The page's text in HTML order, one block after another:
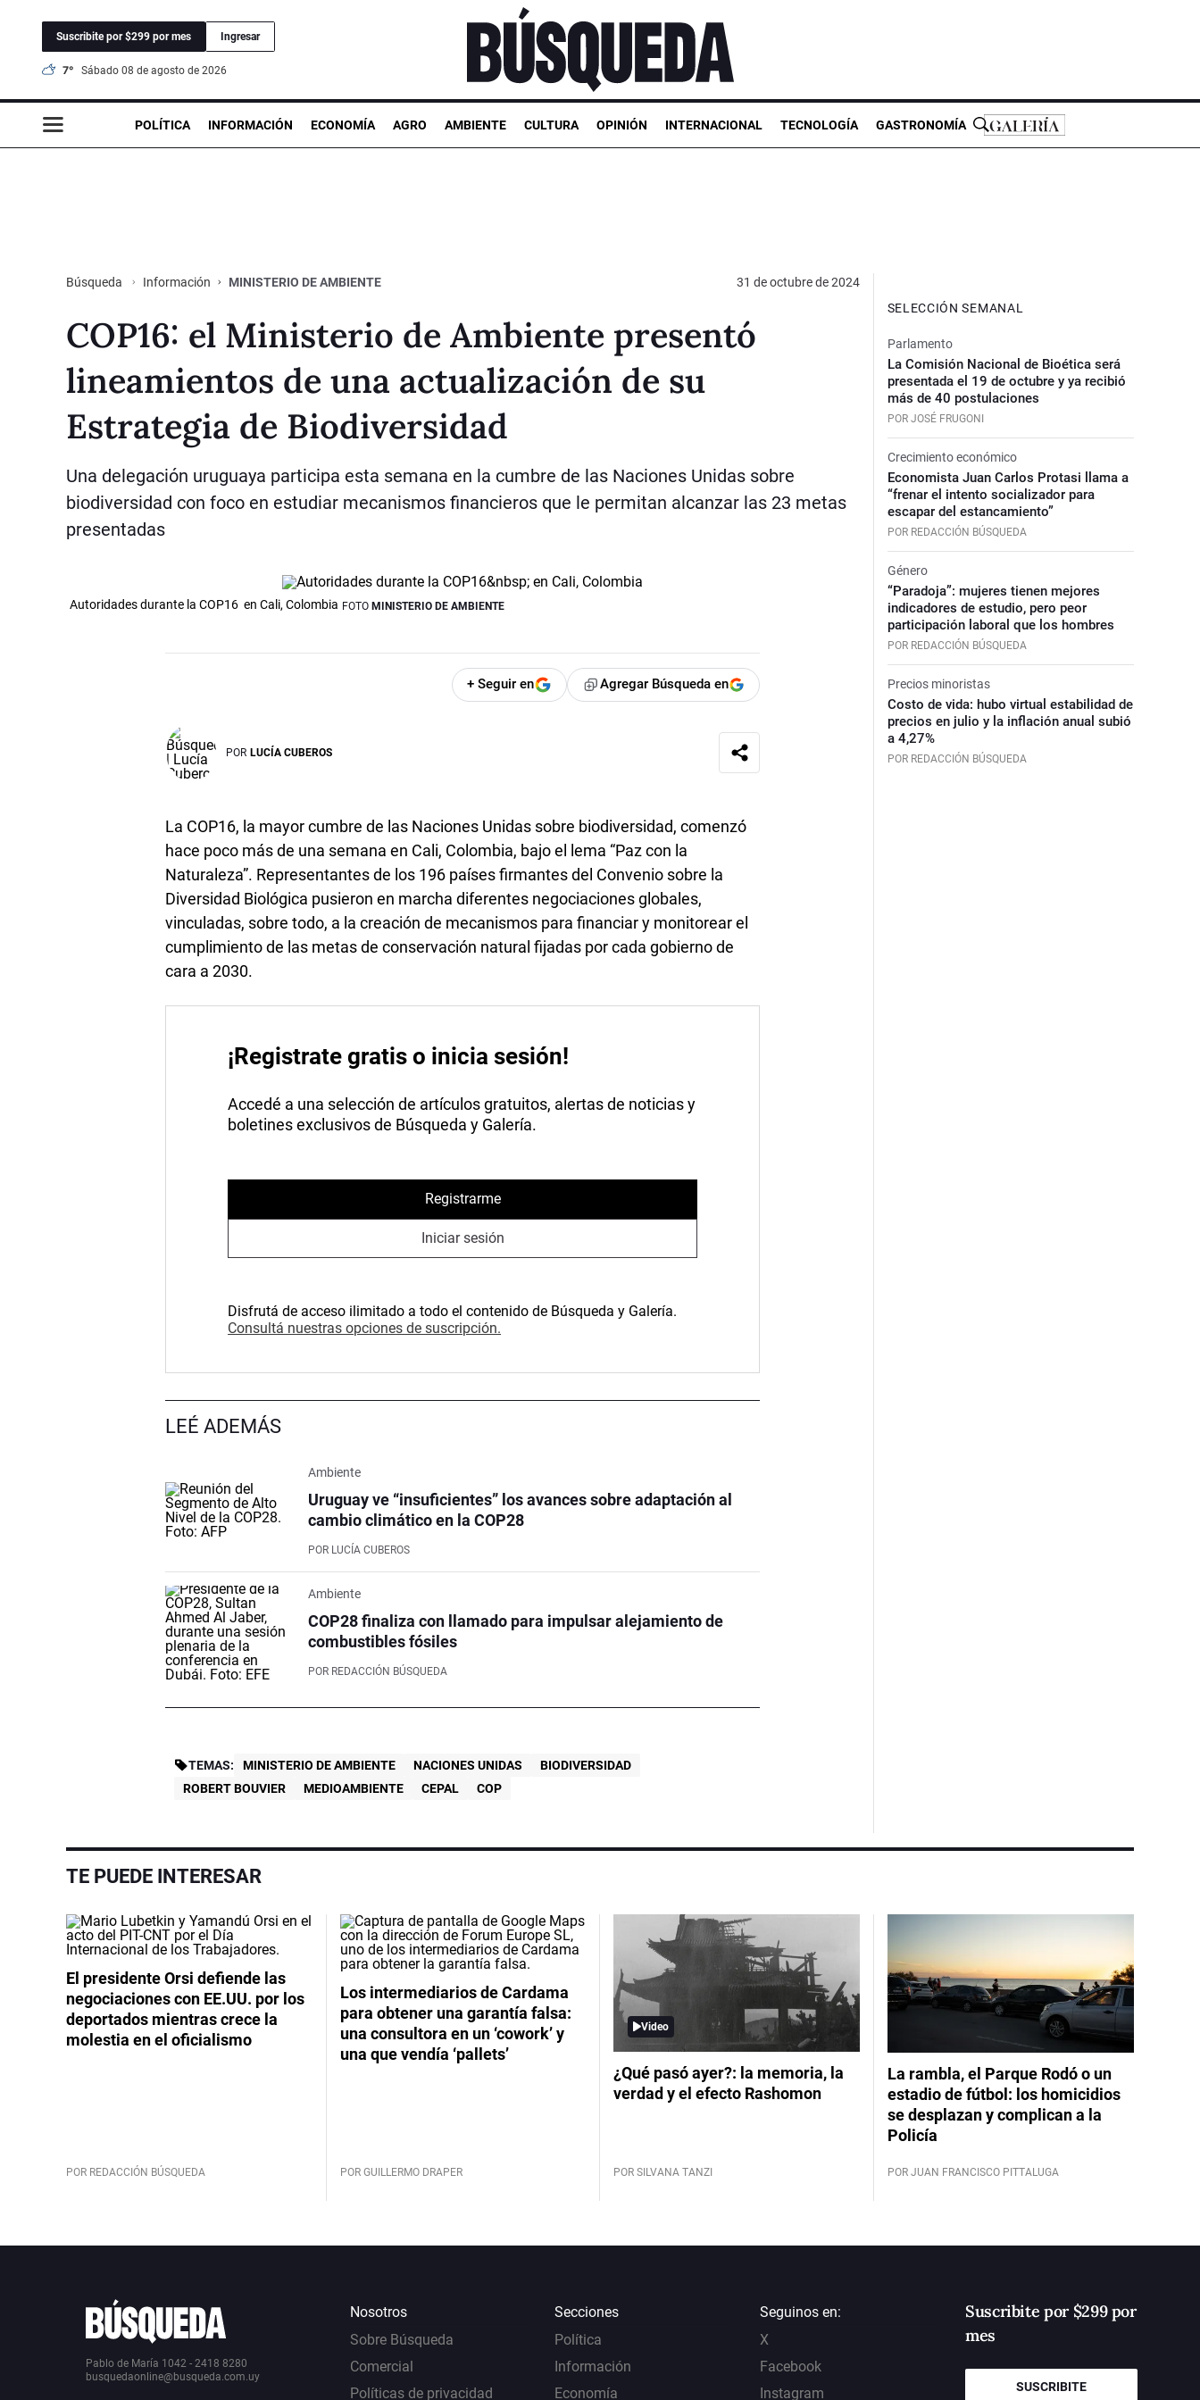
Suscribite por $299 por mes Ingresar
7° sábado 08 de agosto de 2026
POLÍTICA INFORMACIÓN ECONOMÍA AGRO AMBIENTE CULTURA OPINIÓN INTERNACIONAL TECNOLOGÍA GASTRONOMÍA
Búsqueda Información MINISTERIO DE AMBIENTE 31 de octubre de 2024
COP16: el Ministerio de Ambiente presentó
lineamientos de una actualización de su
Estrategia de Biodiversidad
Una delegación uruguaya participa esta semana en la cumbre de las Naciones Unidas sobre
biodiversidad con foco en estudiar mecanismos financieros que le permitan alcanzar las 23 metas
presentadas
Autoridades durante la COP16 en Cali, Colombia FOTO MINISTERIO DE AMBIENTE
+ Seguir en Agregar Búsqueda en
POR LUCÍA CUBEROS
La COP16, la mayor cumbre de las Naciones Unidas sobre biodiversidad, comenzó
hace poco más de una semana en Cali, Colombia, bajo el lema “Paz con la
Naturaleza”. Representantes de los 196 países firmantes del Convenio sobre la
Diversidad Biológica pusieron en marcha diferentes negociaciones globales,
vinculadas, sobre todo, a la creación de mecanismos para financiar y monitorear el
cumplimiento de las metas de conservación natural fijadas por cada gobierno de
cara a 2030.
¡Registrate gratis o inicia sesión!
Accedé a una selección de artículos gratuitos, alertas de noticias y
boletines exclusivos de Búsqueda y Galería.
Registrarme
Iniciar sesión
Disfrutá de acceso ilimitado a todo el contenido de Búsqueda y Galería.
Consultá nuestras opciones de suscripción.
LEÉ ADEMÁS
Ambiente
Uruguay ve “insuficientes” los avances sobre adaptación al
cambio climático en la COP28
POR LUCÍA CUBEROS
Ambiente
COP28 finaliza con llamado para impulsar alejamiento de
combustibles fósiles
POR REDACCIÓN BÚSQUEDA
TEMAS: MINISTERIO DE AMBIENTE NACIONES UNIDAS
BIODIVERSIDAD
ROBERT BOUVIER
MEDIOAMBIENTE CEPAL COP
SELECCIÓN SEMANAL
Parlamento
La Comisión Nacional de Bioética será
presentada el 19 de octubre y ya recibió
más de 40 postulaciones
POR JOSÉ FRUGONI
Crecimiento económico
Economista Juan Carlos Protasi llama a
“frenar el intento socializador para
escapar del estancamiento”
POR REDACCIÓN BÚSQUEDA
Género
“Paradoja”: mujeres tienen mejores
indicadores de estudio, pero peor
participación laboral que los hombres
POR REDACCIÓN BÚSQUEDA
Precios minoristas
Costo de vida: hubo virtual estabilidad de
precios en julio y la inflación anual subió
a 4,27%
POR REDACCIÓN BÚSQUEDA
TE PUEDE INTERESAR
El presidente Orsi defiende las
negociaciones con EE.UU. por los
deportados mientras crece la
molestia en el oficialismo
POR REDACCIÓN BÚSQUEDA
Los intermediarios de Cardama
para obtener una garantía falsa:
una consultora en un ‘cowork’ y
una que vendía ‘pallets’
POR GUILLERMO DRAPER
Video
¿Qué pasó ayer?: la memoria, la
verdad y el efecto Rashomon
POR SILVANA TANZI
La rambla, el Parque Rodó o un
estadio de fútbol: los homicidios
se desplazan y complican a la
Policía
POR JUAN FRANCISCO PITTALUGA
Pablo de María 1042 - 2418 8280
busquedaonline@busqueda.com.uy
Nosotros
Sobre Búsqueda
Comercial
Políticas de privacidad
Secciones
Política
Información
Economía
Seguinos en:
X
Facebook
Instagram
Suscribite por $299 por
mes
SUSCRIBITE